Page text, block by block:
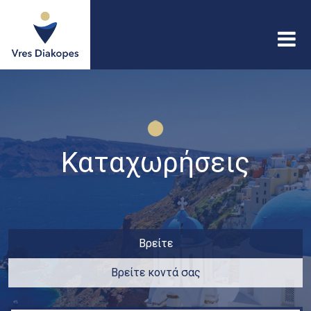
Καταχωρήσεις
Βρείτε
Βρείτε κοντά σας